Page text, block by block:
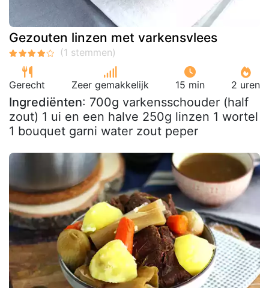
Gezouten linzen met varkensvlees
Gerecht Zeer gemakkelijk 15 min 2 uren
Ingrediënten: 700g varkensschouder (half
zout) 1 ui en een halve 250g linzen 1 wortel
1 bouquet garni water zout peper